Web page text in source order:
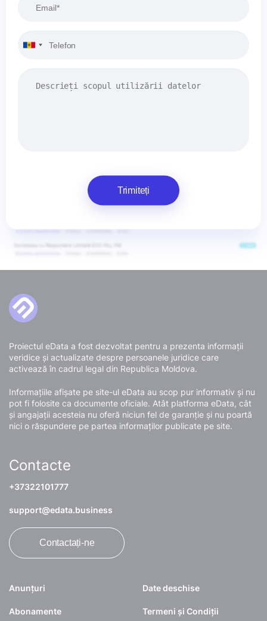
Trimiteți
Proiectul eData a fost dezvoltat pentru a prezenta informații
veridice și actualizate despre persoanele juridice care
activează în cadrul legal din Republica Moldova.
Informațiile afișate pe site-ul eData au scop pur informativ și nu
pot fi folosite ca documente oficiale. Atât platforma eData, cât
și angajații acesteia nu oferă niciun fel de garanție și nu poartă
nici o răspundere pe partea informaților publicate pe site.
Anunțuri
Abonamente
Date deschise
Termeni și Condiții
Contacte
+37322101777
support@edata.business
Contactați-ne